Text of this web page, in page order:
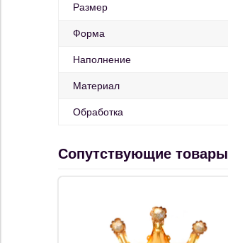
Размер
Форма
Наполнение
Материал
Обработка
Сопутствующие товары